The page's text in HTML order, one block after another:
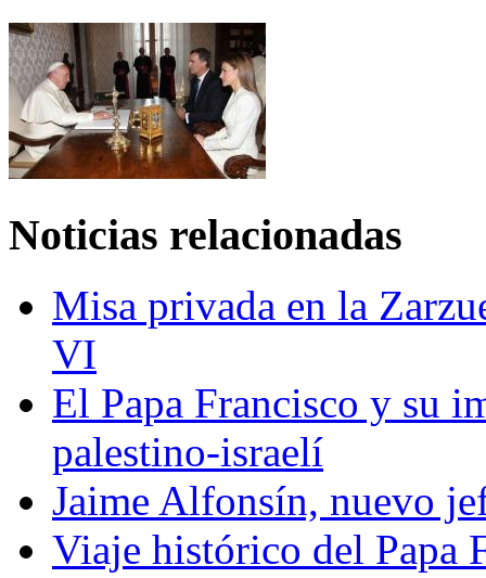
Noticias relacionadas
Misa privada en la
VI
El Papa Francisco y su
palestino-israelí
Jaime Alfonsín, nuevo
Viaje histórico del Papa